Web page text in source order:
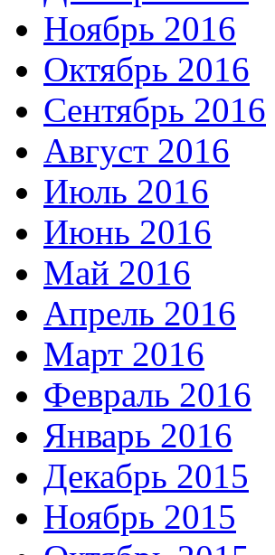
Ноябрь 2016
Октябрь 2016
Сентябрь 2016
Август 2016
Июль 2016
Июнь 2016
Май 2016
Апрель 2016
Март 2016
Февраль 2016
Январь 2016
Декабрь 2015
Ноябрь 2015